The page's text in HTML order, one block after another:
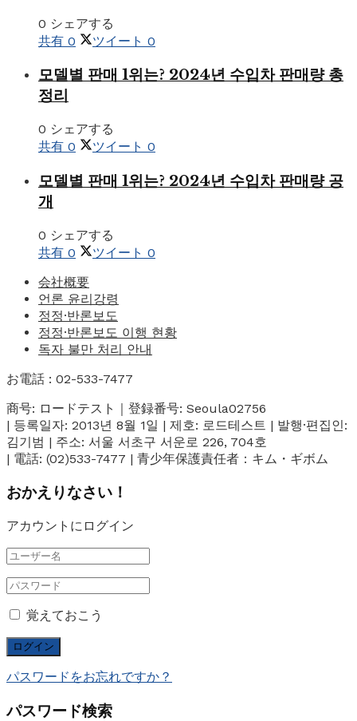
0 シェアする
共有 0 ツイート 0
모델별 판매 1위는? 2024년 수입차 판매량 총
정리
0 シェアする
共有 0 ツイート 0
모델별 판매 1위는? 2024년 수입차 판매량 공
개
0 シェアする
共有 0 ツイート 0
会社概要
언론 윤리강령
정정·반론보도
정정·반론보도 이행 현황
독자 불만 처리 안내
お電話 : 02-533-7477
商号: ロードテスト｜登録番号: Seoula02756
| 등록일자: 2013년 8월 1일 | 제호: 로드테스트 | 발행·편집인:
김기범 | 주소: 서울 서초구 서운로 226, 704호
| 電話: (02)533-7477 | 青少年保護責任者：キム・ギボム
おかえりなさい！
アカウントにログイン
覚えておこう
パスワードをお忘れですか？
パスワード検索